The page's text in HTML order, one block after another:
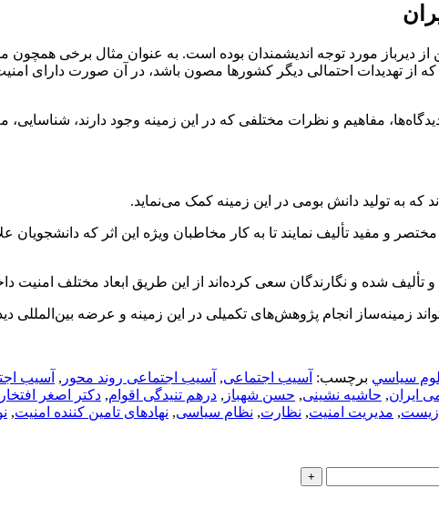
از دیرباز مورد توجه اندیشمندان بوده است. به عنوان مثال برخی همچون
تهدیدات احتمالی دیگر کشورها مصون باشد، در آن صورت دارای امنیت
مفاهیم و نظرات مختلفی که در این زمینه وجود دارند، شناسایی،
که به تولید دانش بومی در این زمینه کمک می‌نماید.
و مفید تألیف نمایند تا به کار مخاطبان ویژه این اثر که دانشجویان
شده و نگارندگان سعی کرده‌اند از این طریق ابعاد مختلف امنیت
زمینه‌ساز انجام پژوهش‌های تکمیلی در این زمینه و عرضه
سياسي برچسب: آسیب اجتماعی, آسیب اجتماعی روند محور , آسیب
ایران, حاشیه نشینی, حسن شهباز , درهم تنیدگی اقوام, دکتر اصغر
, مدیریت امنیت, نظارت, نظام سیاسی, نهادهای تامین کننده امنیت,